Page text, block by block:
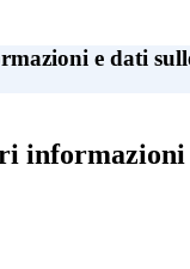
e dati